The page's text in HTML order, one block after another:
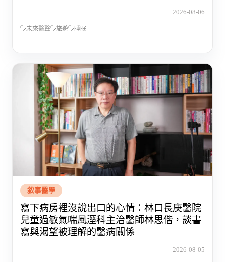
2026-08-06
未來醫聲 旅遊 睡眠
敘事醫學
寫下病房裡沒說出口的心情：林口長庚醫院
兒童過敏氣喘風溼科主治醫師林思偕，談書
寫與渴望被理解的醫病關係
2026-08-05